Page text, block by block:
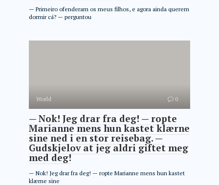
— Primeiro ofenderam os meus filhos, e agora ainda querem
dormir cá? — perguntou
World 0
— Nok! Jeg drar fra deg! — ropte
Marianne mens hun kastet klærne
sine ned i en stor reisebag. —
Gudskjelov at jeg aldri giftet meg
med deg!
— Nok! Jeg drar fra deg! — ropte Marianne mens hun kastet
klærne sine